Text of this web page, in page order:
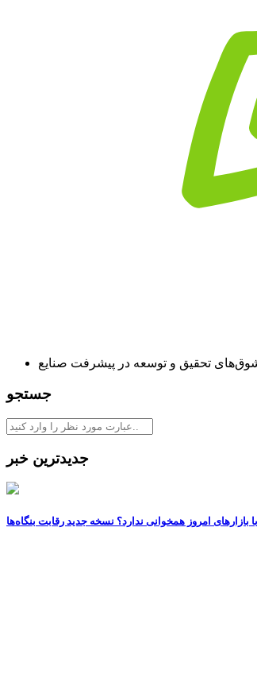
تحقیق و توسعه در پیشرفت صنایع
جستجو
جدیدترین خبر
امروز همخوانی ندارد؟ نسخه جدید رقابت‌ بنگاه‌ها